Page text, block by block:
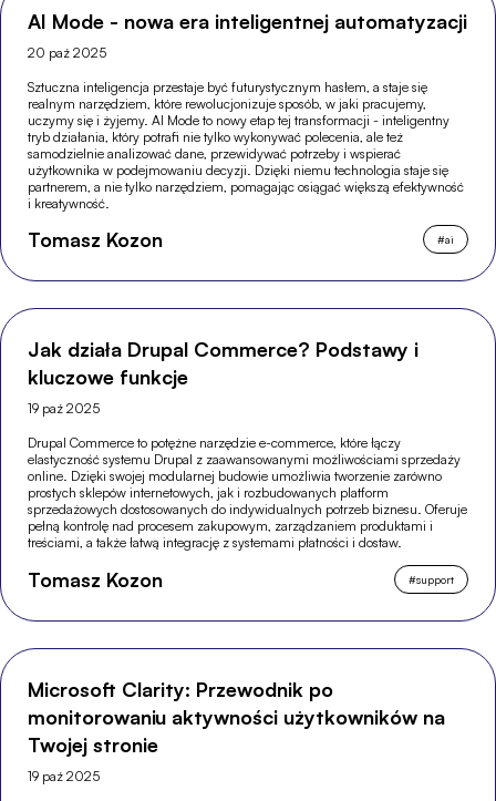
AI Mode - nowa era inteligentnej automatyzacji
20 paź 2025
Sztuczna inteligencja przestaje być futurystycznym hasłem, a staje się
realnym narzędziem, które rewolucjonizuje sposób, w jaki pracujemy,
uczymy się i żyjemy. AI Mode to nowy etap tej transformacji - inteligentny
tryb działania, który potrafi nie tylko wykonywać polecenia, ale też
samodzielnie analizować dane, przewidywać potrzeby i wspierać
użytkownika w podejmowaniu decyzji. Dzięki niemu technologia staje się
partnerem, a nie tylko narzędziem, pomagając osiągać większą efektywność
i kreatywność.
Tomasz Kozon #ai
Jak działa Drupal Commerce? Podstawy i
kluczowe funkcje
19 paź 2025
Drupal Commerce to potężne narzędzie e-commerce, które łączy
elastyczność systemu Drupal z zaawansowanymi możliwościami sprzedaży
online. Dzięki swojej modularnej budowie umożliwia tworzenie zarówno
prostych sklepów internetowych, jak i rozbudowanych platform
sprzedażowych dostosowanych do indywidualnych potrzeb biznesu. Oferuje
pełną kontrolę nad procesem zakupowym, zarządzaniem produktami i
treściami, a także łatwą integrację z systemami płatności i dostaw.
Tomasz Kozon #support
Microsoft Clarity: Przewodnik po
monitorowaniu aktywności użytkowników na
Twojej stronie
19 paź 2025